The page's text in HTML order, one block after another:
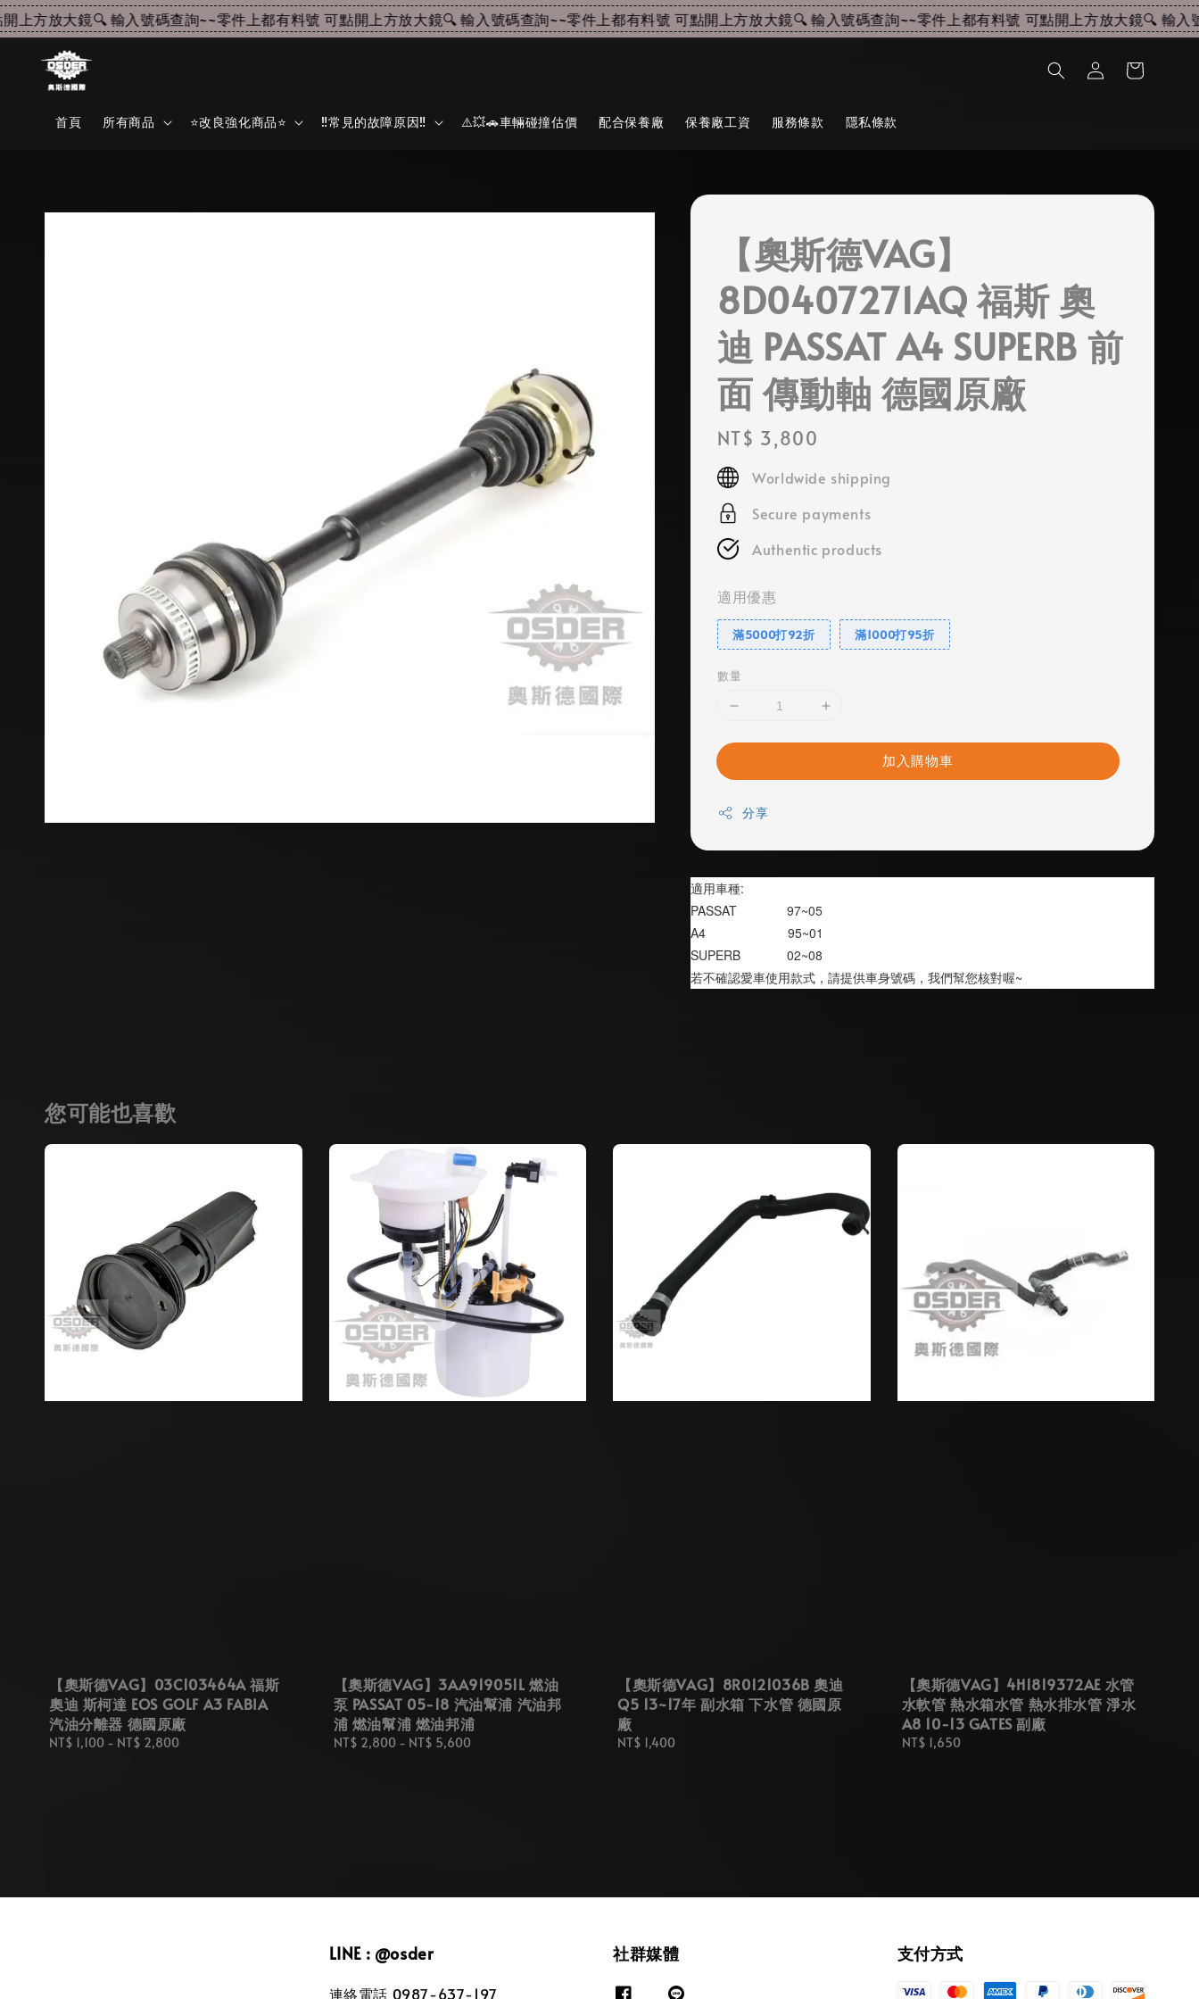
方放大鏡🔍 輸入號碼查詢~~零件上都有料號 可點開上方放大鏡🔍 輸入號碼查詢~~零件上都有料號 可點開上方放大鏡🔍 輸入號碼查詢~~零件上都有料號 可點開上方放大鏡🔍 輸入號
首頁 所有商品 ⭐改良強化商品⭐ ‼️常見的故障原因‼️ ⚠️💥🚗車輛碰撞估價 配合保養廠 保養廠工資 服務條款 隱私條款
【奧斯德VAG】
8D0407271AQ 福斯 奧
迪 PASSAT A4 SUPERB 前
面 傳動軸 德國原廠
Regular
price
NT$ 3,800
Worldwide shipping
Secure payments
Authentic products
適用優惠
滿5000打92折 滿1000打95折
數量
加入購物車
分享
適用車種:
PASSAT              97~05
A4                       95~01
SUPERB             02~08
若不確認愛車使用款式，請提供車身號碼，我們幫您核對喔~
您可能也喜歡
【奧斯德VAG】03C103464A 福斯
奧迪 斯柯達 EOS GOLF A3 FABIA
汽油分離器 德國原廠
Regular
NT$ 1,100 - NT$ 2,800
【奧斯德VAG】3AA919051L 燃油
泵 PASSAT 05-18 汽油幫浦 汽油邦
浦 燃油幫浦 燃油邦浦
Regular
NT$ 2,800- NT$ 5,600
【奧斯德VAG】8R0121036B 奧迪
Q5 13~17年 副水箱 下水管 德國原
廠
Regular
NT$ 1,400
【奧斯德VAG】4H1819372AE 水管
水軟管 熱水箱水管 熱水排水管 淨水
A8 10-13 GATES 副廠
Regular
NT$ 1,650
LINE : @osder
連絡電話 0987-637-197
社群媒體 支付方式